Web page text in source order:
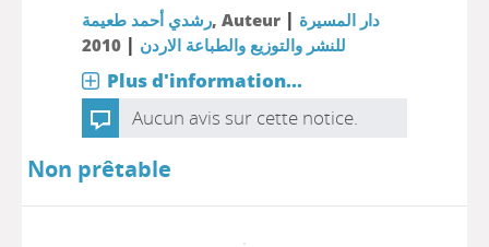
رشدي أحمد طعيمة, Auteur | دار المسيرة
للنشر والتوزيع والطباعة الاردن |
2010
Plus d'information...
Aucun avis sur cette notice.
Non prêtable